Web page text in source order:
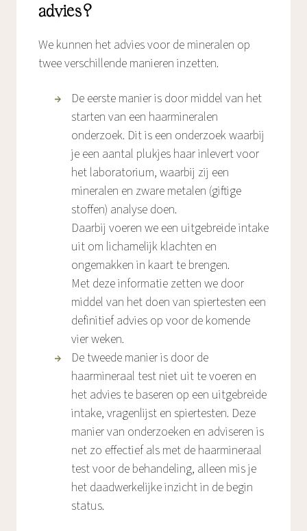
advies?
We kunnen het advies voor de mineralen op
twee verschillende manieren inzetten.
De eerste manier is door middel van het
starten van een haarmineralen
onderzoek. Dit is een onderzoek waarbij
je een aantal plukjes haar inlevert voor
het laboratorium, waarbij zij een
mineralen en zware metalen (giftige
stoffen) analyse doen.
Daarbij voeren we een uitgebreide intake
uit om lichamelijk klachten en
ongemakken in kaart te brengen.
Met deze informatie zetten we door
middel van het doen van spiertesten een
definitief advies op voor de komende
vier weken.
De tweede manier is door de
haarmineraal test niet uit te voeren en
het advies te baseren op een uitgebreide
intake, vragenlijst en spiertesten. Deze
manier van onderzoeken en adviseren is
net zo effectief als met de haarmineraal
test voor de behandeling, alleen mis je
het daadwerkelijke inzicht in de begin
status.